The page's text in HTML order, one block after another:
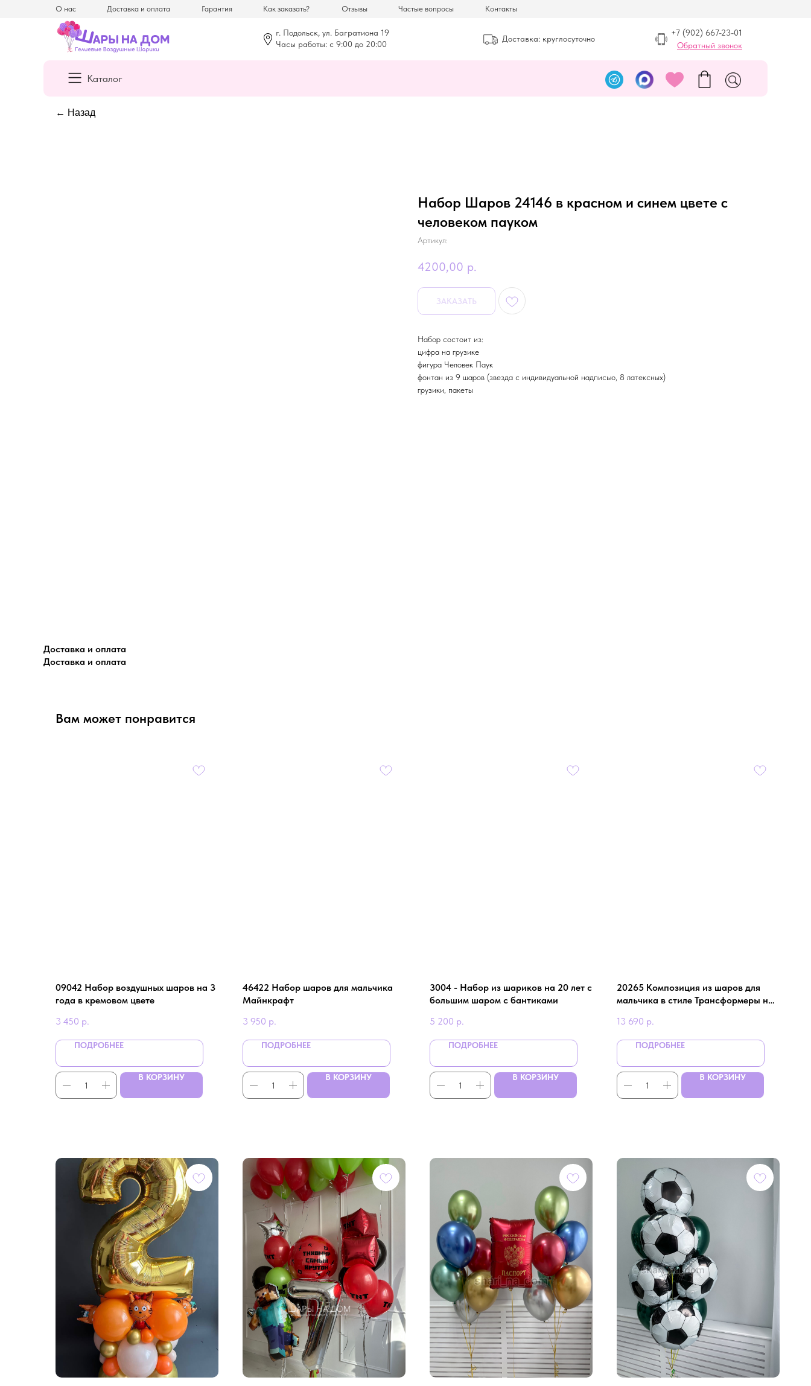
Отзывы Частые вопросы Контакты
Гарантия Как заказать?
Доставка и оплата
О нас
+7 (902) 667-23-01
Обратный звонок
г. Подольск, ул. Багратиона 19
Часы работы: с 9:00 до 20:00
Доставка: круглосуточно
Каталог
← Назад
Набор Шаров 24146 в красном и синем цвете с
человеком пауком
Артикул:
4200,00 р.
ЗАКАЗАТЬ
Набор состоит из:
цифра на грузике
фигура Человек Паук
фонтан из 9 шаров (звезда с индивидуальной надписью, 8 латексных)
грузики, пакеты
Доставка и оплата
Доставка и оплата
Вам может понравится
09042 Набор воздушных шаров на 3
года в кремовом цвете
3 450 р.
ПОДРОБНЕЕ
В КОРЗИНУ
46422 Набор шаров для мальчика
Майнкрафт
3 950 р.
ПОДРОБНЕЕ
В КОРЗИНУ
3004 - Набор из шариков на 20 лет с
большим шаром с бантиками
5 200 р.
ПОДРОБНЕЕ
В КОРЗИНУ
20265 Композиция из шаров для
мальчика в стиле Трансформеры на
13 690 р.
ПОДРОБНЕЕ
В КОРЗИНУ